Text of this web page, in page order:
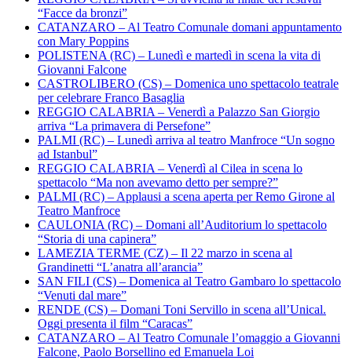
“Facce da bronzi”
CATANZARO – Al Teatro Comunale domani appuntamento
con Mary Poppins
POLISTENA (RC) – Lunedì e martedì in scena la vita di
Giovanni Falcone
CASTROLIBERO (CS) – Domenica uno spettacolo teatrale
per celebrare Franco Basaglia
REGGIO CALABRIA – Venerdì a Palazzo San Giorgio
arriva “La primavera di Persefone”
PALMI (RC) – Lunedì arriva al teatro Manfroce “Un sogno
ad Istanbul”
REGGIO CALABRIA – Venerdì al Cilea in scena lo
spettacolo “Ma non avevamo detto per sempre?”
PALMI (RC) – Applausi a scena aperta per Remo Girone al
Teatro Manfroce
CAULONIA (RC) – Domani all’Auditorium lo spettacolo
“Storia di una capinera”
LAMEZIA TERME (CZ) – Il 22 marzo in scena al
Grandinetti “L’anatra all’arancia”
SAN FILI (CS) – Domenica al Teatro Gambaro lo spettacolo
“Venuti dal mare”
RENDE (CS) – Domani Toni Servillo in scena all’Unical.
Oggi presenta il film “Caracas”
CATANZARO – Al Teatro Comunale l’omaggio a Giovanni
Falcone, Paolo Borsellino ed Emanuela Loi